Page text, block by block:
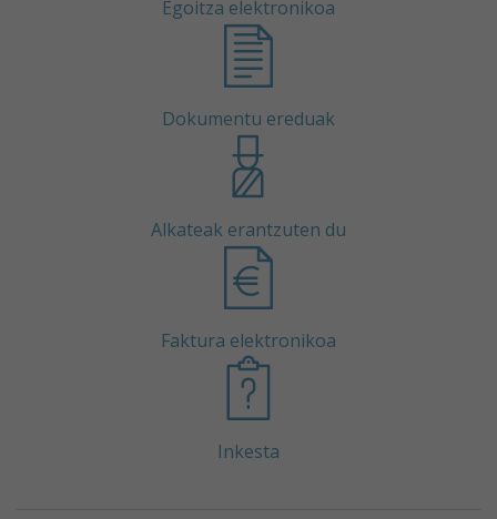
Egoitza elektronikoa
Dokumentu ereduak
Alkateak erantzuten du
Faktura elektronikoa
Inkesta